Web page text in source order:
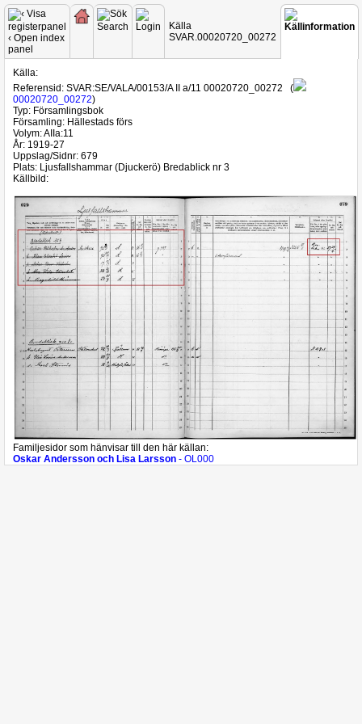
Källa
SVAR.00020720_00272
Källa:
Referensid: SVAR:SE/VALA/00153/A II a/11 00020720_00272
(
00020720_00272)
Typ: Församlingsbok
Församling: Hällestads förs
Volym:AIIa:11
År: 1919-27
Uppslag/Sidnr: 679
Plats: Ljusfallshammar (Djuckerö) Bredablick nr 3
Källbild:
Familjesidor som hänvisar till den här källan:
Oskar Andersson och Lisa Larsson - OL000